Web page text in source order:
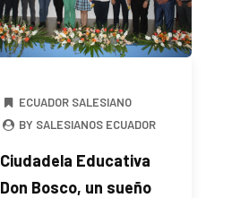
ECUADOR SALESIANO
BY SALESIANOS ECUADOR
Ciudadela Educativa
Don Bosco, un sueño